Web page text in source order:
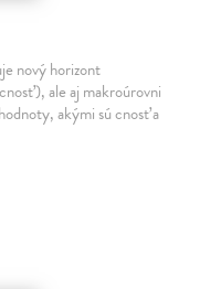
nový horizont
ale aj makroúrovni
akými sú cnosť a